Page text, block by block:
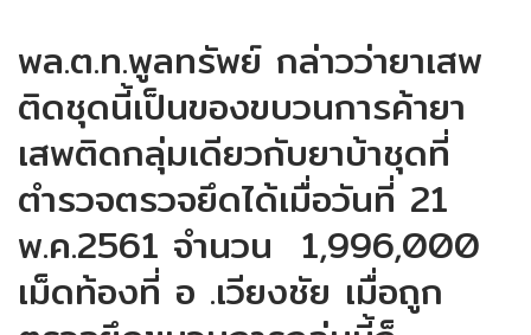
พล.ต.ท.พูลทรัพย์ กล่าวว่ายาเสพ
ติดชุดนี้เป็นของขบวนการค้ายา
เสพติดกลุ่มเดียวกับยาบ้าชุดที่
ตำรวจตรวจยึดได้เมื่อวันที่ 21
พ.ค.2561 จำนวน 1,996,000
เม็ดท้องที่ อ .เวียงชัย เมื่อถูก